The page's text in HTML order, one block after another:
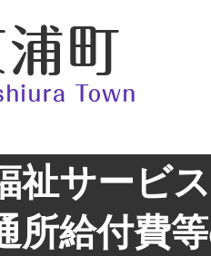
祉サービ
所給付費